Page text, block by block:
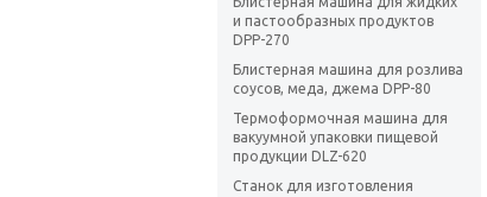
и пастообразных продуктов
DPP-270
Блистерная машина для розлива
соусов, меда, джема DPP-80
Термоформочная машина для
вакуумной упаковки пищевой
продукции DLZ-620
Станок для изготовления